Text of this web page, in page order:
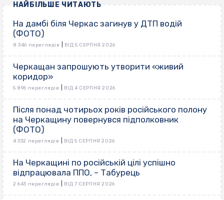
НАЙБІЛЬШЕ ЧИТАЮТЬ
На дамбі біля Черкас загинув у ДТП водій
(ФОТО)
8 346 переглядів ВІД 5 СЕРПНЯ 2026
Черкащан запрошують утворити «живий
коридор»
5 896 переглядів ВІД 4 СЕРПНЯ 2026
Після понад чотирьох років російського полону
на Черкащину повернувся підполковник
(ФОТО)
4 332 переглядів ВІД 5 СЕРПНЯ 2026
На Черкащині по російській цілі успішно
відпрацювала ППО, – Табурець
2 643 переглядів ВІД 7 СЕРПНЯ 2026